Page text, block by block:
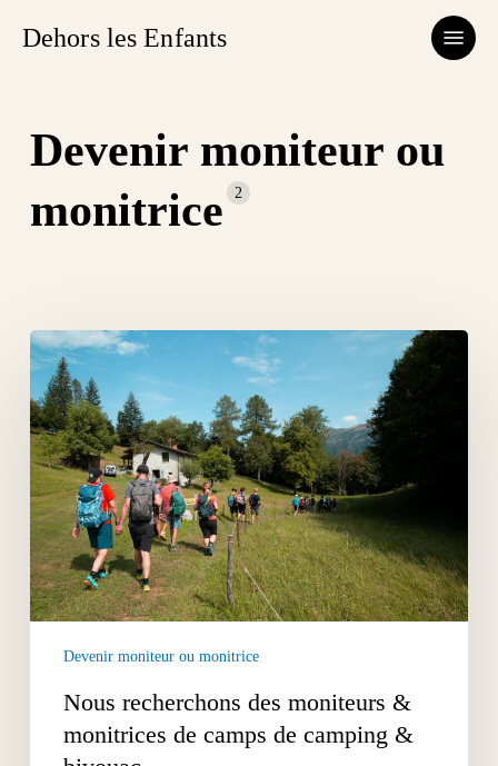
Dehors les Enfants Menu
Devenir moniteur ou
monitrice
2
Nous
recherchons
des
moniteurs
&
monitrices
de
camps
de
camping
&
bivouac
Devenir moniteur ou monitrice
Nous recherchons des moniteurs &
monitrices de camps de camping &